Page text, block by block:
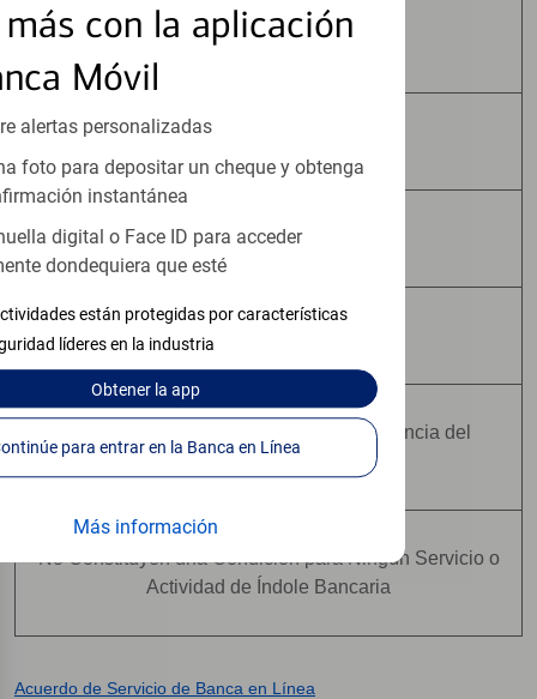
con la aplicación
Móvil
alertas personalizadas
foto para depositar un cheque y obtenga
instantánea
digital o Face ID para acceder
dondequiera que esté
están protegidas por características
líderes en la industria
Obtenerla app
Continúe para entrar en la Banca en Línea
Más información
No Están Asegurados por FDIC
Pueden Perder Valor
No Constituyen Depósitos
No Están Asegurados Por Ninguna Agencia del
No Constituyen una Condición para Ningún Servicio o
Actividad de Índole Bancaria
Acuerdo de Servicio de Banca en Línea